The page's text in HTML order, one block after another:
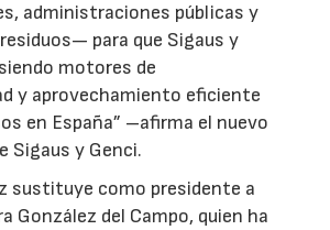
administraciones públicas y
para que Sigaus y
motores de
y aprovechamiento eficiente
en España” –afirma el nuevo
Sigaus y Genci.
sustituye como presidente a
González del Campo, quien ha